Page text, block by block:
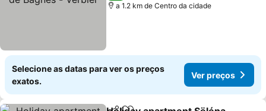
a 1.2 km de Centro da cidade
Selecione as datas para ver os preços
exatos.
Ver preços